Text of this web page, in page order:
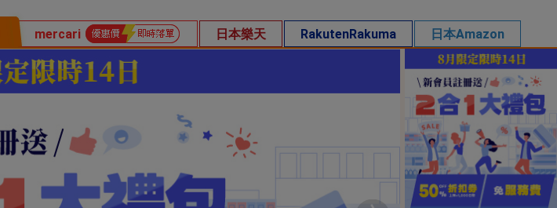
mercari 日本樂天 RakutenRakuma 日本Amazon